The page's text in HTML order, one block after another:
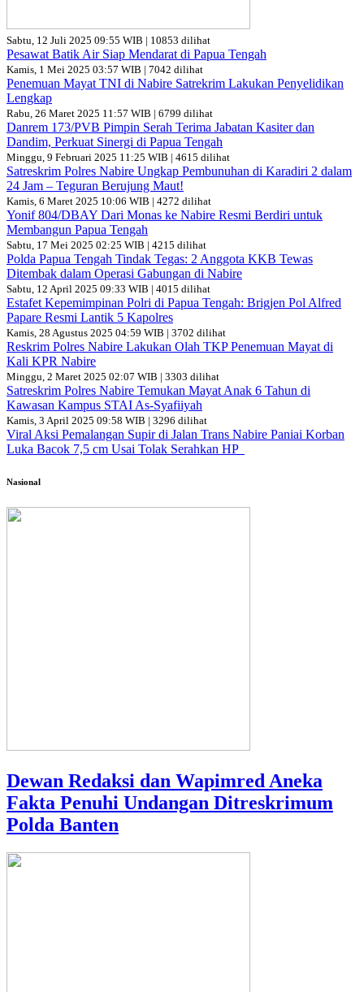
Sabtu, 12 Juli 2025 09:55 WIB | 10853 dilihat
Pesawat Batik Air Siap Mendarat di Papua Tengah
Kamis, 1 Mei 2025 03:57 WIB | 7042 dilihat
Penemuan Mayat TNI di Nabire Satrekrim Lakukan Penyelidikan
Lengkap
Rabu, 26 Maret 2025 11:57 WIB | 6799 dilihat
Danrem 173/PVB Pimpin Serah Terima Jabatan Kasiter dan
Dandim, Perkuat Sinergi di Papua Tengah
Minggu, 9 Februari 2025 11:25 WIB | 4615 dilihat
Satreskrim Polres Nabire Ungkap Pembunuhan di Karadiri 2 dalam
24 Jam – Teguran Berujung Maut!
Kamis, 6 Maret 2025 10:06 WIB | 4272 dilihat
Yonif 804/DBAY Dari Monas ke Nabire Resmi Berdiri untuk
Membangun Papua Tengah
Sabtu, 17 Mei 2025 02:25 WIB | 4215 dilihat
Polda Papua Tengah Tindak Tegas: 2 Anggota KKB Tewas
Ditembak dalam Operasi Gabungan di Nabire
Sabtu, 12 April 2025 09:33 WIB | 4015 dilihat
Estafet Kepemimpinan Polri di Papua Tengah: Brigjen Pol Alfred
Papare Resmi Lantik 5 Kapolres
Kamis, 28 Agustus 2025 04:59 WIB | 3702 dilihat
Reskrim Polres Nabire Lakukan Olah TKP Penemuan Mayat di
Kali KPR Nabire
Minggu, 2 Maret 2025 02:07 WIB | 3303 dilihat
Satreskrim Polres Nabire Temukan Mayat Anak 6 Tahun di
Kawasan Kampus STAI As-Syafiiyah
Kamis, 3 April 2025 09:58 WIB | 3296 dilihat
Viral Aksi Pemalangan Supir di Jalan Trans Nabire Paniai Korban
Luka Bacok 7,5 cm Usai Tolak Serahkan HP
Nasional
Dewan Redaksi dan Wapimred Aneka
Fakta Penuhi Undangan Ditreskrimum
Polda Banten